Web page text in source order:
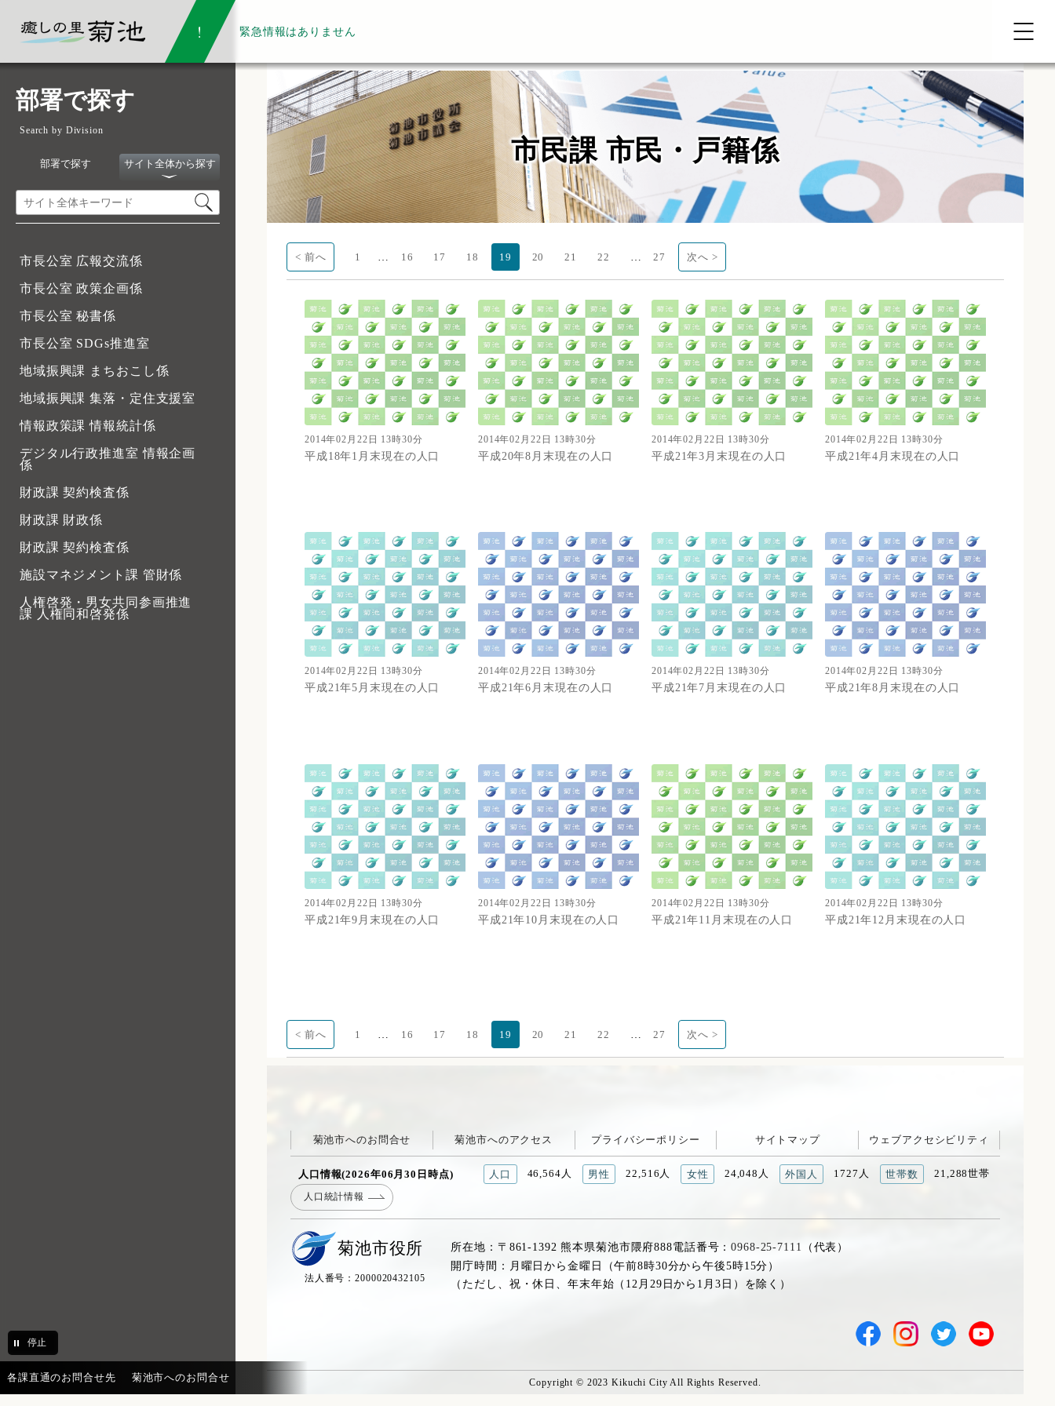
緊急情報はありません
部署で探す
Search by Division
部署で探す サイト全体から探す
市長公室 広報交流係
市長公室 政策企画係
市長公室 秘書係
市長公室 SDGs推進室
地域振興課 まちおこし係
地域振興課 集落・定住支援室
情報政策課 情報統計係
デジタル行政推進室 情報企画
係
財政課 契約検査係
財政課 財政係
財政課 契約検査係
施設マネジメント課 管財係
人権啓発・男女共同参画推進
課 人権同和啓発係
談係
子育て支援課 こども家庭支援
係
子育て支援課 子育て支援係
停止
市民課 市民・戸籍係
< 前へ 1 16 17 18 19 20 21 22 27 次へ >
2014年02月22日 13時30分
平成18年1月末現在の人口
2014年02月22日 13時30分
平成20年8月末現在の人口
2014年02月22日 13時30分
平成21年3月末現在の人口
2014年02月22日 13時30分
平成21年4月末現在の人口
2014年02月22日 13時30分
平成21年5月末現在の人口
2014年02月22日 13時30分
平成21年6月末現在の人口
2014年02月22日 13時30分
平成21年7月末現在の人口
2014年02月22日 13時30分
平成21年8月末現在の人口
2014年02月22日 13時30分
平成21年9月末現在の人口
2014年02月22日 13時30分
平成21年10月末現在の人口
2014年02月22日 13時30分
平成21年11月末現在の人口
2014年02月22日 13時30分
平成21年12月末現在の人口
< 前へ 1 16 17 18 19 20 21 22 27 次へ >
菊池市へのお問合せ 菊池市へのアクセス プライバシーポリシー サイトマップ ウェブアクセシビリティ
人口情報(2026年06月30日時点) 人口 46,564人 男性 22,516人 女性 24,048人 外国人 1727人 世帯数 21,288世帯
人口統計情報
菊池市役所
法人番号：2000020432105
所在地：〒861-1392 熊本県菊池市隈府888電話番号：0968-25-7111
（代表）
開庁時間：月曜日から金曜日（午前8時30分から午後5時15分）
（ただし、祝・休日、年末年始（12月29日から1月3日）を除く）
Copyright © 2023 Kikuchi City All Rights Reserved.
各課直通のお問合せ先 菊池市へのお問合せ